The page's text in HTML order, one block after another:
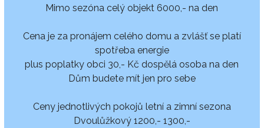
Mimo sezóna celý objekt 6000,- na den
Cena je za pronájem celého domu a zvlášť se platí
spotřeba energie
plus poplatky obci 30,- Kč dospělá osoba na den
Dům budete mít jen pro sebe
Ceny jednotlivých pokojů letní a zimní sezona
Dvoulůžkový 1200,- 1300,-